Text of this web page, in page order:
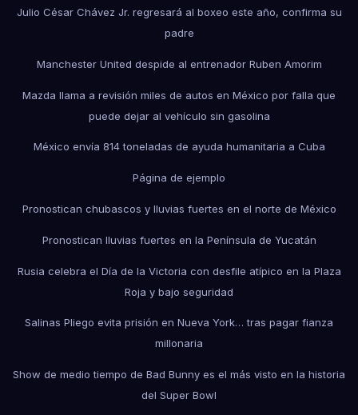
Julio César Chávez Jr. regresará al boxeo este año, confirma su
padre
Manchester United despide al entrenador Ruben Amorim
Mazda llama a revisión miles de autos en México por falla que
puede dejar al vehículo sin gasolina
México envía 814 toneladas de ayuda humanitaria a Cuba
Página de ejemplo
Pronostican chubascos y lluvias fuertes en el norte de México
Pronostican lluvias fuertes en la Península de Yucatán
Rusia celebra el Día de la Victoria con desfile atípico en la Plaza
Roja y bajo seguridad
Salinas Pliego evita prisión en Nueva York… tras pagar fianza
millonaria
Show de medio tiempo de Bad Bunny es el más visto en la historia
del Super Bowl